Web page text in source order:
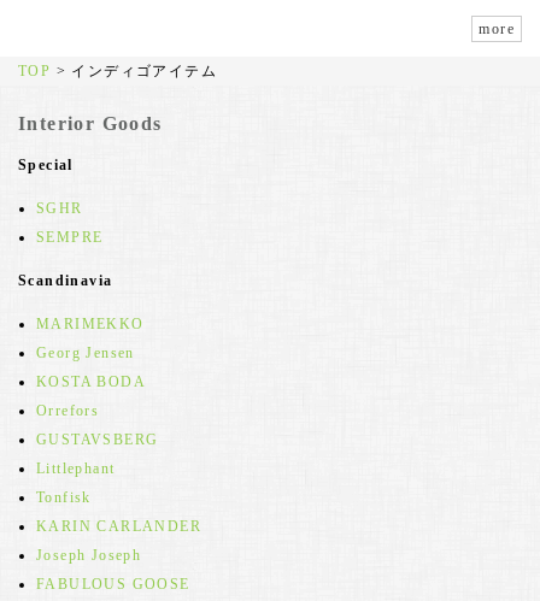
more
TOP > インディゴアイテム
Interior Goods
Special
SGHR
SEMPRE
Scandinavia
MARIMEKKO
Georg Jensen
KOSTA BODA
Orrefors
GUSTAVSBERG
Littlephant
Tonfisk
KARIN CARLANDER
Joseph Joseph
FABULOUS GOOSE